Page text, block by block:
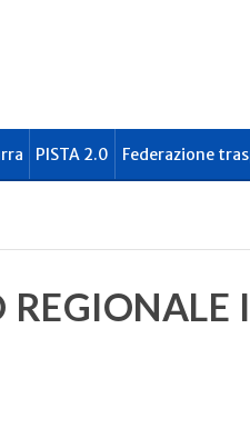
PISTA 2.0 Federazione